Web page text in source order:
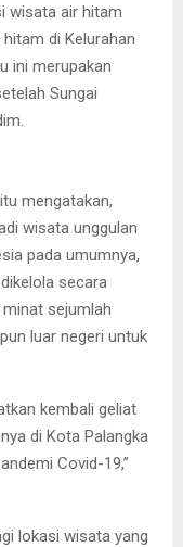
wisata air hitam
di Kelurahan
ini merupakan
Sungai
mengatakan,
wisata unggulan
pada umumnya,
secara
sejumlah
luar negeri untuk
kembali geliat
di Kota Palangka
Covid-19,”
lokasi wisata yang